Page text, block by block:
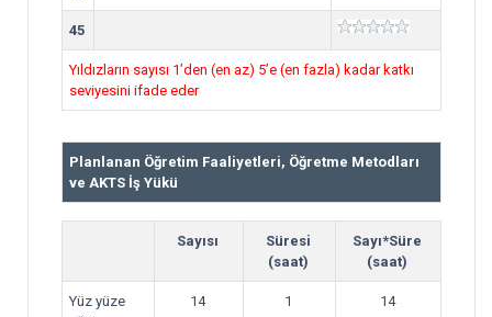
45
Yıldızların sayısı 1’den (en az) 5’e (en fazla) kadar katkı
seviyesini ifade eder
Planlanan Öğretim Faaliyetleri, Öğretme Metodları
ve AKTS İş Yükü
Sayısı
Süresi
(saat)
Sayı*Süre
(saat)
Yüz yüze
14 1 14